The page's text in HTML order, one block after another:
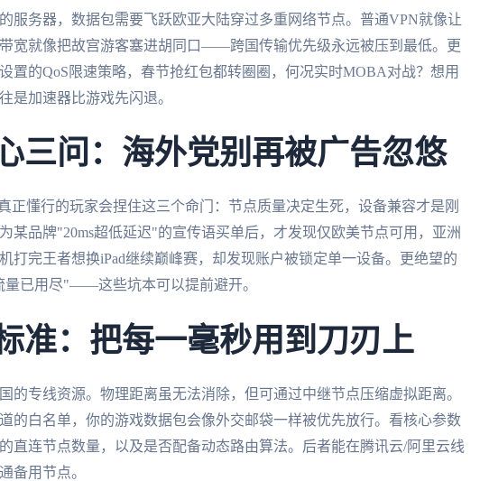
服务器，数据包需要飞跃欧亚大陆穿过多重网络节点。普通VPN就像让
宽就像把故宫游客塞进胡同口——跨国传输优先级永远被压到最低。更
置的QoS限速策略，春节抢红包都转圈圈，何况实时MOBA对战？想用
是加速器比游戏先闪退。
三问：海外党别再被广告忽悠
正懂行的玩家会捏住这三个命门：节点质量决定生死，设备兼容才是刚
某品牌"20ms超低延迟"的宣传语买单后，才发现仅欧美节点可用，亚洲
打完王者想换iPad继续巅峰赛，却发现账户被锁定单一设备。更绝望的
量已用尽"——这些坑本可以提前避开。
准：把每一毫秒用到刀刃上
的专线资源。物理距离虽无法消除，但可通过中继节点压缩虚拟距离。
的白名单，你的游戏数据包会像外交邮袋一样被优先放行。看核心参数
直连节点数量，以及是否配备动态路由算法。后者能在腾讯云/阿里云线
备用节点。